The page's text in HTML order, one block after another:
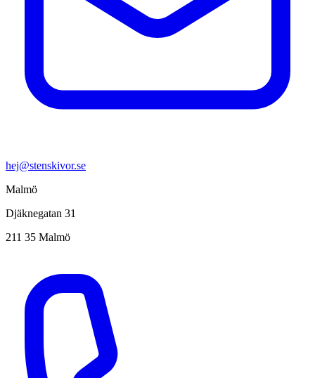
hej@stenskivor.se
Malmö
Djäknegatan 31
211 35 Malmö